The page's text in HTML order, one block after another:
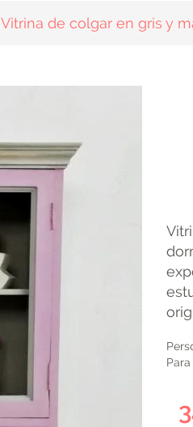
Vitrina de colgar en gris y